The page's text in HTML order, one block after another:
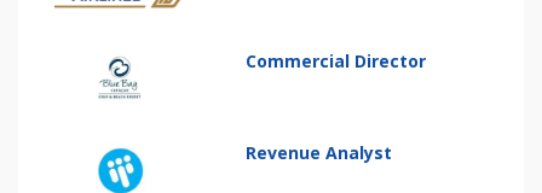
Commercial Director
Revenue Analyst